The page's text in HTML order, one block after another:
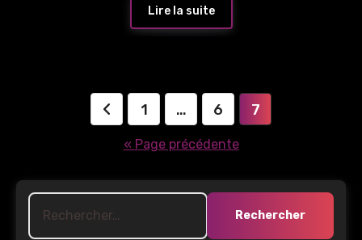
Lire la suite
Pagination
publications
1 … 6 7
« Page précédente
Rechercher :